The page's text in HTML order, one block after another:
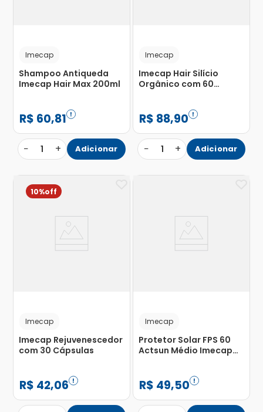
Imecap
Shampoo Antiqueda
Imecap Hair Max 200ml
R$ 60,81
− 1 + Adicionar
Imecap
Imecap Hair Silício
Orgânico com 60
R$ 88,90
− 1 + Adicionar
10%
Imecap
Imecap Rejuvenescedor
com 30 Cápsulas
R$ 42,06
Imecap
Protetor Solar FPS 60
Actsun Médio Imecap
R$ 49,50